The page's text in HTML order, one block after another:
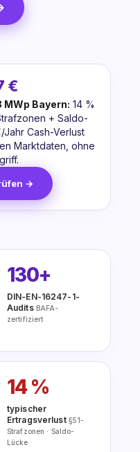
€
MWp Bayern: 14 %
+ Saldo-
Cash-Verlust
Marktdaten, ohne
→
130+
DIN-EN-16247-1-
Audits BAFA-
zertifiziert
14 %
typischer
Ertragsverlust §51-
Strafzonen · Saldo-
Lücke